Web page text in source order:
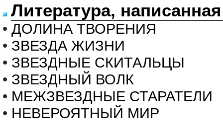
Литература,
• ДОЛИНА ТВОРЕНИЯ
• ЗВЕЗДА ЖИЗНИ
• ЗВЕЗДНЫЕ СКИТАЛЬЦЫ
• ЗВЕЗДНЫЙ ВОЛК
• МЕЖЗВЕЗДНЫЕ СТАРАТЕЛИ
• НЕВЕРОЯТНЫЙ МИР